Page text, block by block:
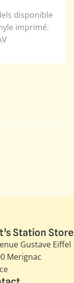
disponible
imprimé.
Station Store
Gustave Eiffel​
Merignac